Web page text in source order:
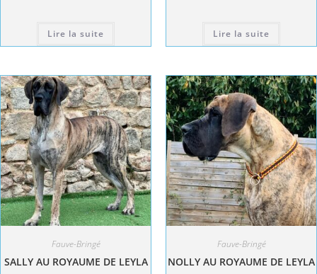
Lire la suite Lire la suite
Fauve-Bringé
SALLY AU ROYAUME DE LEYLA
Fauve-Bringé
NOLLY AU ROYAUME DE LEYLA